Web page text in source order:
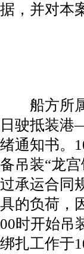
据，并对本
船方所属“
日驶抵装港
绪通知书。
备吊装“龙
过承运合同
具的负荷，
00时开始吊
绑扎工作于